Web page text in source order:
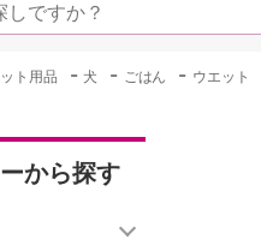
ト用品 -犬 - ごはん - ウエット
から探す